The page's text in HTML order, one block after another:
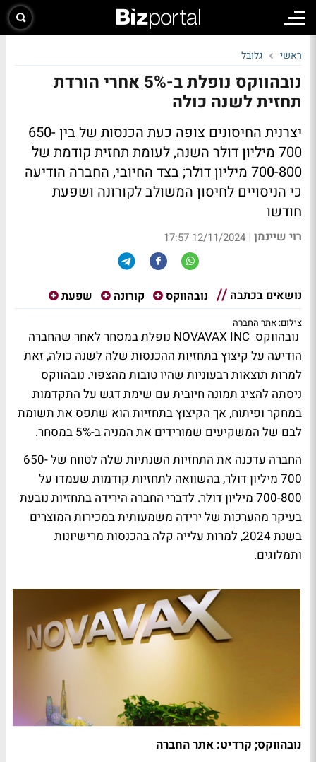
ראשי גלובל
נובהווקס נופלת ב-5% אחרי הורדת
תחזית לשנה כולה
יצרנית החיסונים צופה כעת הכנסות של בין 650-
700 מיליון דולר השנה, לעומת תחזית קודמת של
700-800 מיליון דולר; בצד החיובי, החברה הודיעה
כי הניסויים לחיסון המשולב לקורונה ושפעת
חודשו
רוי שיינמן |
12/11/2024 17:57
נושאים בכתבה נובהווקס קורונה שפעת
צילום: אתר החברה
נובהווקס NOVAVAX INC נופלת במסחר לאחר שהחברה
הודיעה על קיצוץ בתחזיות ההכנסות שלה לשנה כולה, זאת
למרות תוצאות רבעוניות שהיו טובות מהצפוי. נובהווקס
ניסתה להציג תמונה חיובית עם שימת דגש על התקדמות
במחקר ופיתוח, אך הקיצוץ בתחזיות הוא שתפס את תשומת
לבם של המשקיעים שמורידים את המניה ב-5% במסחר.
החברה עדכנה את התחזיות השנתיות שלה לטווח של 650-
700 מיליון דולר, בהשוואה לתחזיות קודמות שעמדו על
700-800 מיליון דולר. לדברי החברה הירידה בתחזיות נובעת
בעיקר מהערכות של ירידה משמעותית במכירות המוצרים
בשנת 2024, למרות עלייה קלה בהכנסות מרישיונות
ותמלוגים.
נובהווקס; קרדיט: אתר החברה